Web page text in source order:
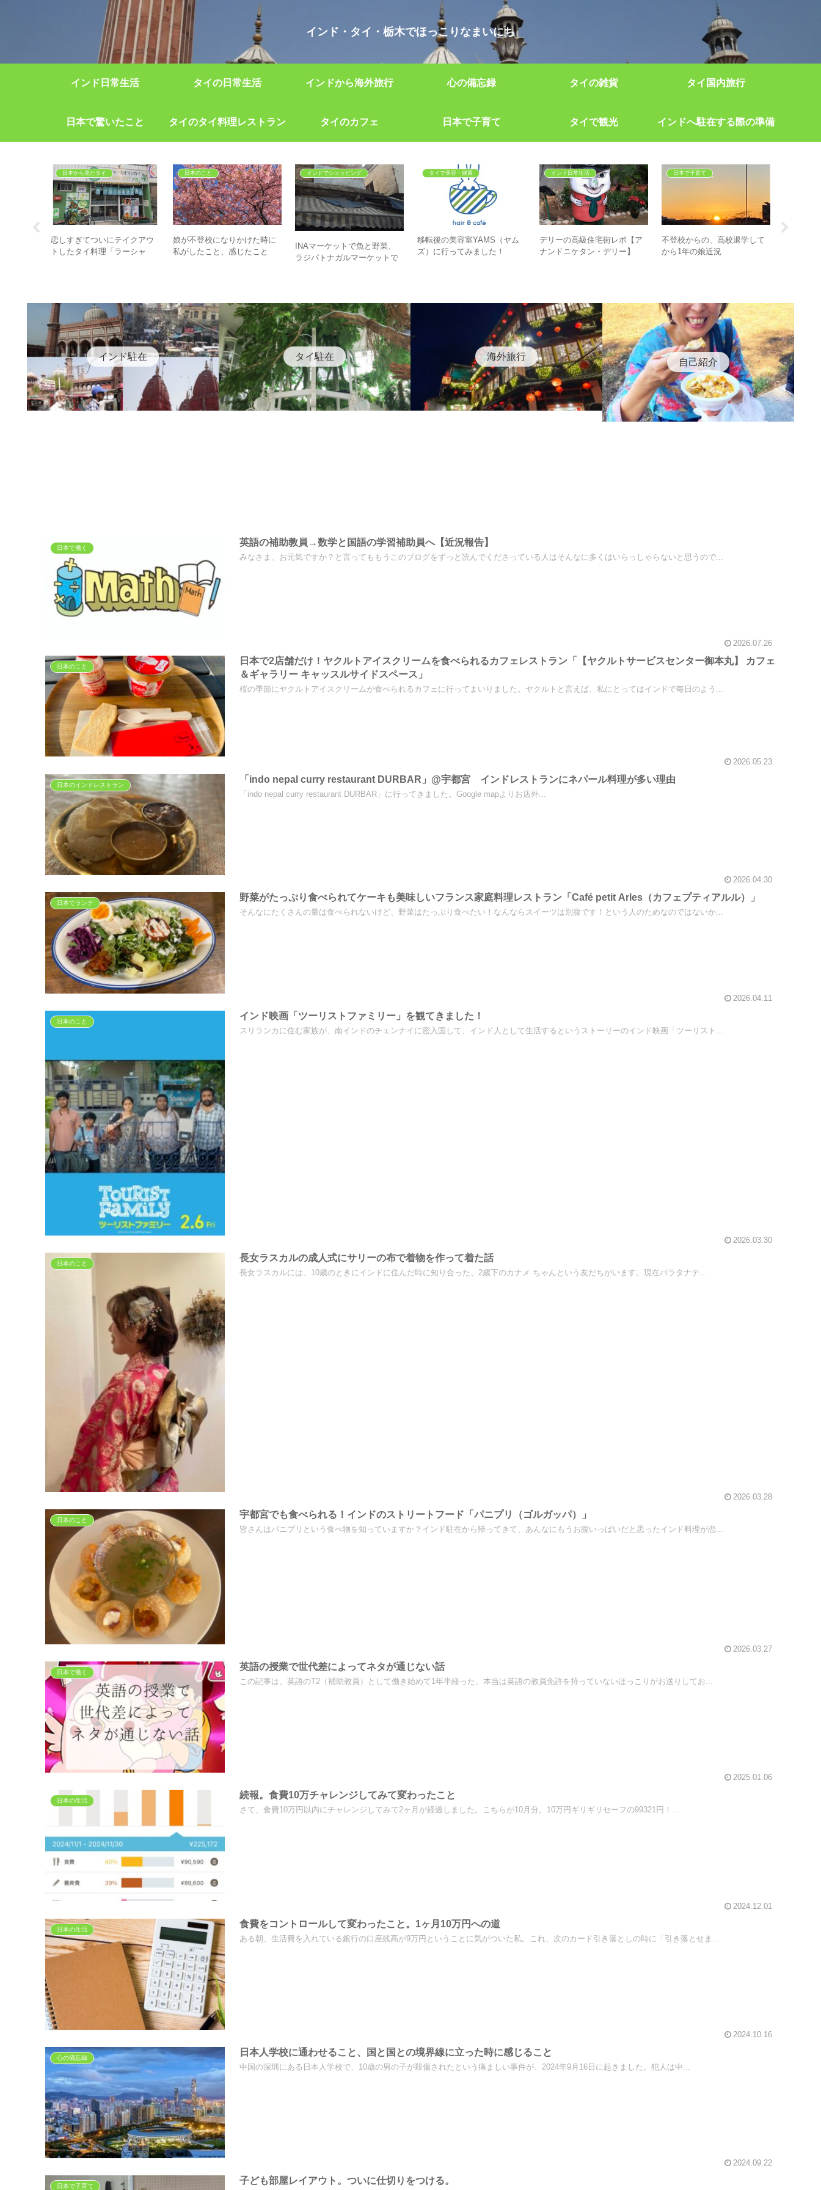
インド・タイ・栃木でほっこりなまいにち
インド日常生活 タイの日常生活 インドから海外旅行 心の備忘録 タイの雑貨 タイ国内旅行
日本で驚いたこと タイのタイ料理レストラン タイのカフェ 日本で子育て タイで観光 インドへ駐在する際の準備
日本から見たタイ
恋しすぎてついにテイクアウ
トしたタイ料理「ラーシャ
日本のこと
娘が不登校になりかけた時に
私がしたこと、感じたこと
インドでショッピング
INAマーケットで魚と野菜、
ラジパトナガルマーケットで
タイで美容・健康
移転後の美容室YAMS（ヤム
ズ）に行ってみました！
インド日常生活
デリーの高級住宅街レポ【ア
ナンドニケタン・デリー】
日本で子育て
不登校からの、高校退学して
から1年の娘近況
インド駐在 タイ駐在 海外旅行 自己紹介
日本で働く
英語の補助教員→数学と国語の学習補助員へ【近況報告】
みなさま、お元気ですか？と言ってももうこのブログをずっと読んでくださっている人はそんなに多くはいらっしゃらないと思うので...
2026.07.26
日本のこと
日本で2店舗だけ！ヤクルトアイスクリームを食べられるカフェレストラン「【ヤクルトサービスセンター御本丸】 カフェ
＆ギャラリー キャッスルサイドスペース」
桜の季節にヤクルトアイスクリームが食べられるカフェに行ってまいりました。ヤクルトと言えば、私にとってはインドで毎日のよう...
2026.05.23
日本のインドレストラン
「indo nepal curry restaurant DURBAR」@宇都宮 インドレストランにネパール料理が多い理由
「indo nepal curry restaurant DURBAR」に行ってきました。Google mapよりお店外...
2026.04.30
日本でランチ
野菜がたっぷり食べられてケーキも美味しいフランス家庭料理レストラン「Café petit Arles（カフェプティアルル）」
そんなにたくさんの量は食べられないけど、野菜はたっぷり食べたい！なんならスイーツは別腹です！という人のためなのではないか...
2026.04.11
日本のこと
インド映画「ツーリストファミリー」を観てきました！
スリランカに住む家族が、南インドのチェンナイに密入国して、インド人として生活するというストーリーのインド映画「ツーリスト...
2026.03.30
日本のこと
長女ラスカルの成人式にサリーの布で着物を作って着た話
長女ラスカルには、10歳のときにインドに住んだ時に知り合った、2歳下のカナメ ちゃんという友だちがいます。現在バラタナテ...
2026.03.28
日本のこと
宇都宮でも食べられる！インドのストリートフード「パニプリ（ゴルガッパ）」
皆さんはパニプリという食べ物を知っていますか？インド駐在から帰ってきて、あんなにもうお腹いっぱいだと思ったインド料理が恋...
2026.03.27
日本で働く
英語の授業で世代差によってネタが通じない話
この記事は、英語のT2（補助教員）として働き始めて1年半経った、本当は英語の教員免許を持っていないほっこりがお送りしてお...
2025.01.06
日本の生活
続報。食費10万チャレンジしてみて変わったこと
さて、食費10万円以内にチャレンジしてみて2ヶ月が経過しました。こちらが10月分。10万円ギリギリセーフの99321円！...
2024.12.01
日本の生活
食費をコントロールして変わったこと。1ヶ月10万円への道
ある朝、生活費を入れている銀行の口座残高が9万円ということに気がついた私。これ、次のカード引き落としの時に「引き落とせま...
2024.10.16
心の備忘録
日本人学校に通わせること、国と国との境界線に立った時に感じること
中国の深圳にある日本人学校で、10歳の男の子が殺傷されたという痛ましい事件が、2024年9月16日に起きました。犯人は中...
2024.09.22
日本で子育て
子ども部屋レイアウト。ついに仕切りをつける。